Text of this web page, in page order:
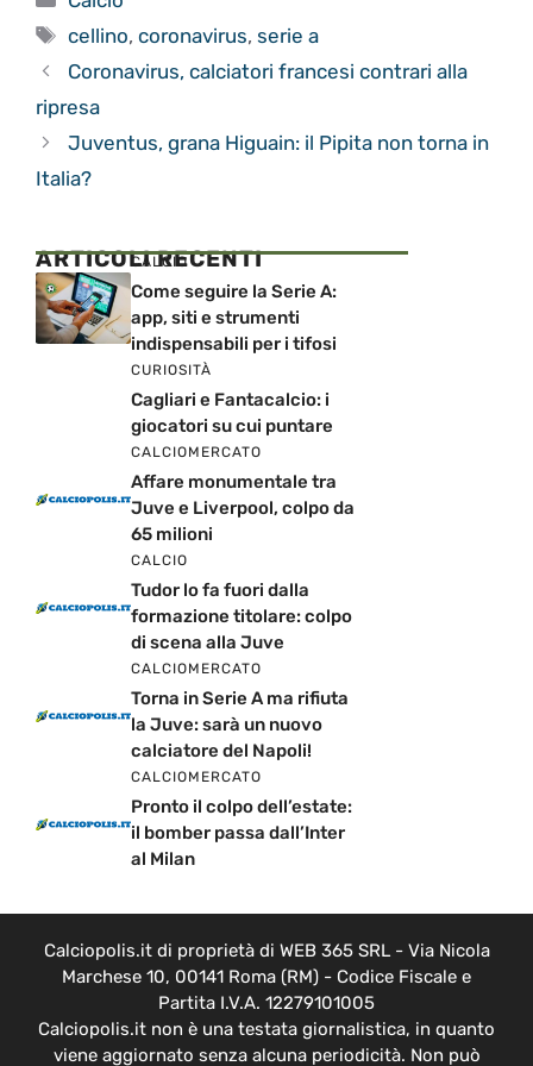
Tag
cellino,coronavirus,serie a
Coronavirus, calciatori francesi contrari alla
ripresa
Juventus, grana Higuain: il Pipita non torna in
Italia?
ARTICOLI RECENTI
CALCIO
Come seguire la Serie A:
app, siti e strumenti
indispensabili per i tifosi
CURIOSITÀ
Cagliari e Fantacalcio: i
giocatori su cui puntare
CALCIOMERCATO
Affare monumentale tra
Juve e Liverpool, colpo da
65 milioni
CALCIO
Tudor lo fa fuori dalla
formazione titolare: colpo
di scena alla Juve
CALCIOMERCATO
Torna in Serie A ma rifiuta
la Juve: sarà un nuovo
calciatore del Napoli!
CALCIOMERCATO
Pronto il colpo dell’estate:
il bomber passa dall’Inter
al Milan
Calciopolis.it di proprietà di WEB 365 SRL - Via Nicola
Marchese 10, 00141 Roma (RM) - Codice Fiscale e
Partita I.V.A. 12279101005
Calciopolis.it non è una testata giornalistica, in quanto
viene aggiornato senza alcuna periodicità. Non può